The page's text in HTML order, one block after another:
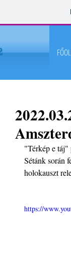
"Térkép e táj"
Sétánk során
holokauszt
https://